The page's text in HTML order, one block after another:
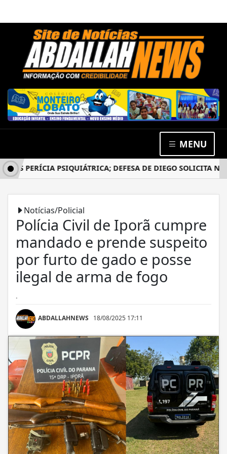
MENU
PERÍCIA PSIQUIÁTRICA; DEFESA DE DIEGO SOLICITA NOVO
Notícias/Policial
Polícia Civil de Iporã cumpre
mandado e prende suspeito
por furto de gado e posse
ilegal de arma de fogo
.
ABDALLAHNEWS 18/08/2025 17:11